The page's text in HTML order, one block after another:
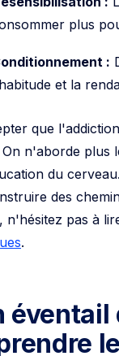
plus
On n'aborde
du
des
n'hésitez pas à